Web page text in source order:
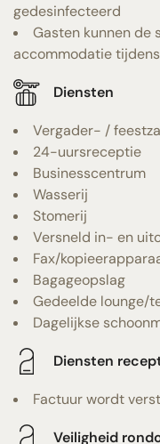
gedesinfecteerd
Gasten kunnen de
accommodatie
Diensten
Vergader- /
24-uursreceptie
Businesscentrum
Wasserij
Stomerij
Versneld in- en
Fax/
Bagageopslag
Gedeelde lounge/
Dagelijkse
Diensten
Factuur wordt
Veiligheid